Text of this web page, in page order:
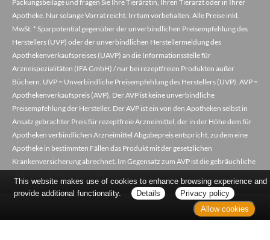
Packungsbeilage und fragen Sie Ihre Tierärztin, Ihren Tierarzt oder in Ihrer
Apotheke. Nur solange Vorrat reicht. Irrtum vorbehalten. Alle Preise inkl.
MwSt. * Sparpotential gegenüber der unverbindlichen Preisempfehlung des
Herstellers (UVP) oder der unverbindlichen Herstellermeldung des
Apothekenverkaufspreises (UAVP) an die Informationsstelle für
Arzneispezialitäten (IFA GmbH) / nur bei rezeptfreien Produkten außer
Büchern. UVP = Unverbindliche Preisempfehlung des Herstellers (UVP). AVP =
Apothekenverkaufspreis (AVP). Der AVP ist keine unverbindliche
Preisempfehlung der Hersteller. Der AVP ist ein von den Apotheken selbst in
Ansatz gebrachter Preis für rezeptfreie Arzneimittel, der in der Höhe dem für
Apotheken verbindlichen Arzneimittel Abgabepreis entspricht, zu dem eine
Apotheke in bestimmten Fällen das Produkt mit der gesetzlichen
Krankenversicherung abrechnet. Im Gegensatz zum AVP ist die gebräuchliche
This website makes use of cookies to enhance browsing experience and
provide additional functionality.
Details
Privacy policy
Allow cookies